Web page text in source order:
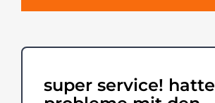
super service! hatte